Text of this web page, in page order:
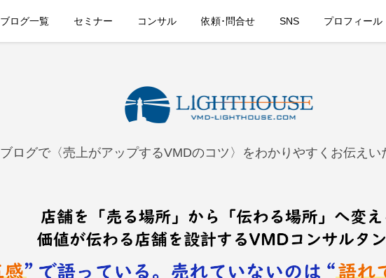
ブログ一覧 セミナー コンサル 依頼･問合せ SNS プロフィール
ブログで〈売上がアップするVMDのコツ〉をわかりやすくお伝えい